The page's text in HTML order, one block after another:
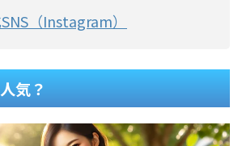
（Instagram）
気？